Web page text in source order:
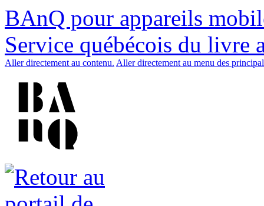
BAnQ pour appareils
Service québécois du livre
Aller directement au contenu. Aller directement au menu des